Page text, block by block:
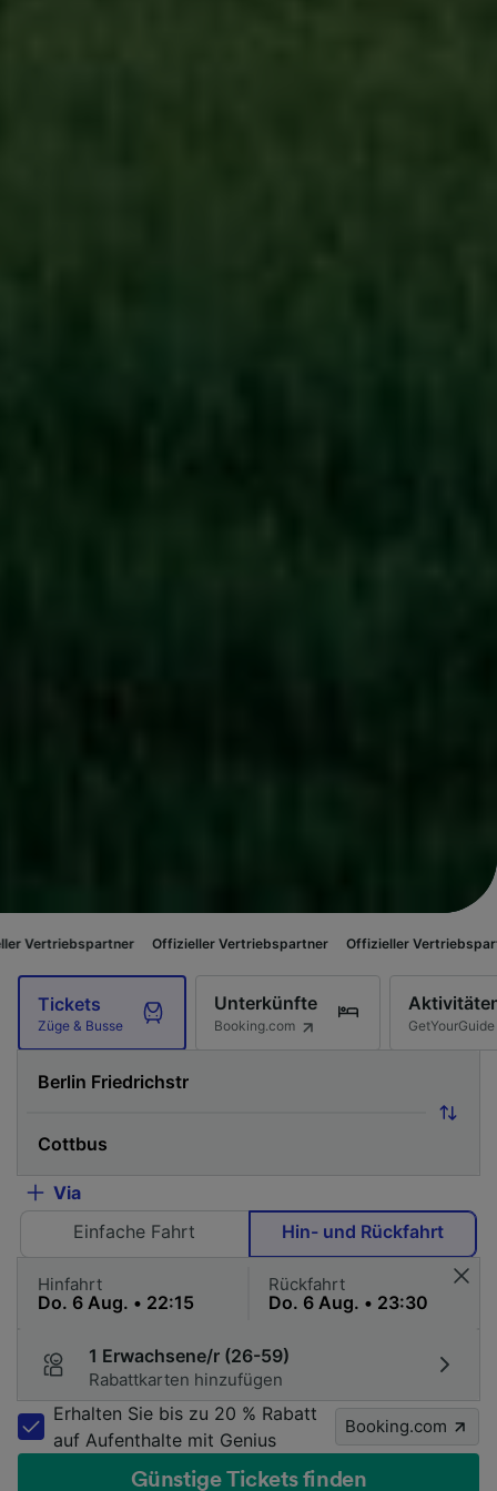
Offizieller Vertriebspartner Offizieller Vertriebspartner
Tickets
Züge & Busse
Unterkünfte
Booking.com GetYourGuide
Via
Einfache Fahrt
Hin- und Rückfahrt
Hinfahrt Rückfahrt
1 Erwachsene/r (26-59)
Rabattkarten hinzufügen
Erhalten Sie bis zu 20 % Rabatt
auf Aufenthalte mit Genius
Booking.com
Günstige Tickets finden